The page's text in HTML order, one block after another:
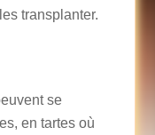
transplanter.
se
en tartes où